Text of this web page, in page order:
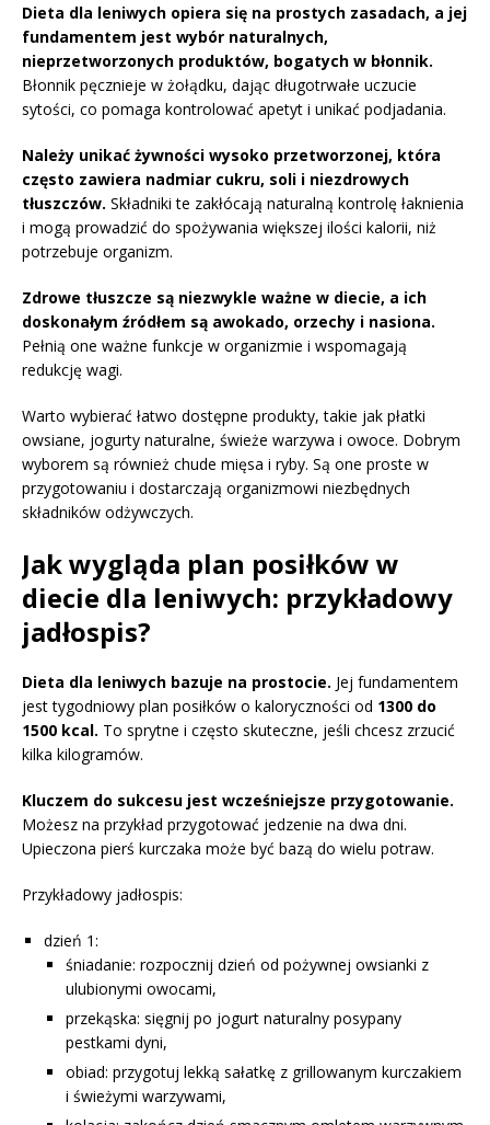
Dieta dla leniwych opiera się na prostych zasadach, a jej
fundamentem jest wybór naturalnych,
nieprzetworzonych produktów, bogatych w błonnik.
Błonnik pęcznieje w żołądku, dając długotrwałe uczucie
sytości, co pomaga kontrolować apetyt i unikać podjadania.
Należy unikać żywności wysoko przetworzonej, która
często zawiera nadmiar cukru, soli i niezdrowych
tłuszczów. Składniki te zakłócają naturalną kontrolę łaknienia
i mogą prowadzić do spożywania większej ilości kalorii, niż
potrzebuje organizm.
Zdrowe tłuszcze są niezwykle ważne w diecie, a ich
doskonałym źródłem są awokado, orzechy i nasiona.
Pełnią one ważne funkcje w organizmie i wspomagają
redukcję wagi.
Warto wybierać łatwo dostępne produkty, takie jak płatki
owsiane, jogurty naturalne, świeże warzywa i owoce. Dobrym
wyborem są również chude mięsa i ryby. Są one proste w
przygotowaniu i dostarczają organizmowi niezbędnych
składników odżywczych.
Jak wygląda plan posiłków w
diecie dla leniwych: przykładowy
jadłospis?
Dieta dla leniwych bazuje na prostocie. Jej fundamentem
jest tygodniowy plan posiłków o kaloryczności od 1300 do
1500 kcal. To sprytne i często skuteczne, jeśli chcesz zrzucić
kilka kilogramów.
Kluczem do sukcesu jest wcześniejsze przygotowanie.
Możesz na przykład przygotować jedzenie na dwa dni.
Upieczona pierś kurczaka może być bazą do wielu potraw.
Przykładowy jadłospis:
dzień 1:
śniadanie: rozpocznij dzień od pożywnej owsianki z
ulubionymi owocami,
przekąska: sięgnij po jogurt naturalny posypany
pestkami dyni,
obiad: przygotuj lekką sałatkę z grillowanym kurczakiem
i świeżymi warzywami,